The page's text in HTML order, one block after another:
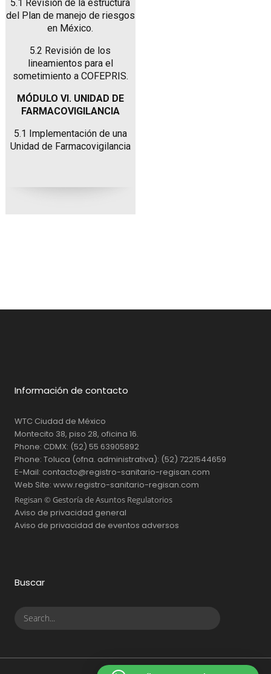
5.1 Revisión de la estructura
del Plan de manejo de riesgos
en México.
5.2 Revisión de los
lineamientos para el
sometimiento a COFEPRIS.
MÓDULO VI. UNIDAD DE
FARMACOVIGILANCIA
5.1 Implementación de una
Unidad de Farmacovigilancia
Información de contacto
WTC Ciudad de México
Montecito 38, piso 28, oficina 16.
Phone: CDMX: (52) 55 63905892
Phone: Toluca (ofna. administrativa): (52) 7221544659
E-Mail: contacto@registro-sanitario-regisan.com
Web Site: www.registro-sanitario-regisan.com
Regisan © Gestoría de Asuntos Regulatorios
Aviso de privacidad general
Aviso de privacidad de eventos adversos
Buscar